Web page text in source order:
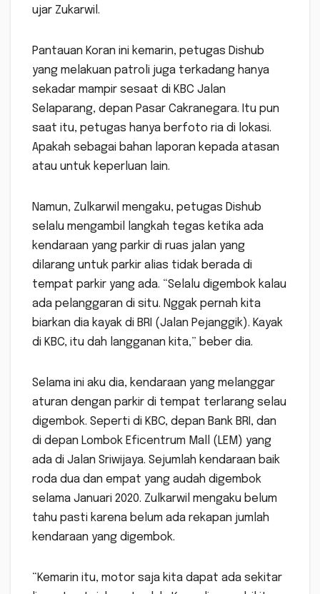
ujar Zukarwil.
Pantauan Koran ini kemarin, petugas Dishub
yang melakuan patroli juga terkadang hanya
sekadar mampir sesaat di KBC Jalan
Selaparang, depan Pasar Cakranegara. Itu pun
saat itu, petugas hanya berfoto ria di lokasi.
Apakah sebagai bahan laporan kepada atasan
atau untuk keperluan lain.
Namun, Zulkarwil mengaku, petugas Dishub
selalu mengambil langkah tegas ketika ada
kendaraan yang parkir di ruas jalan yang
dilarang untuk parkir alias tidak berada di
tempat parkir yang ada. “Selalu digembok kalau
ada pelanggaran di situ. Nggak pernah kita
biarkan dia kayak di BRI (Jalan Pejanggik). Kayak
di KBC, itu dah langganan kita,” beber dia.
Selama ini aku dia, kendaraan yang melanggar
aturan dengan parkir di tempat terlarang selau
digembok. Seperti di KBC, depan Bank BRI, dan
di depan Lombok Eficentrum Mall (LEM) yang
ada di Jalan Sriwijaya. Sejumlah kendaraan baik
roda dua dan empat yang audah digembok
selama Januari 2020. Zulkarwil mengaku belum
tahu pasti karena belum ada rekapan jumlah
kendaraan yang digembok.
“Kemarin itu, motor saja kita dapat ada sekitar